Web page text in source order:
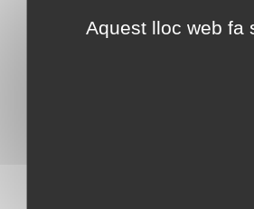
Aquest lloc web fa